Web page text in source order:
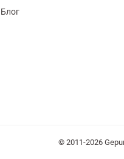
Блог
© 2011-2026